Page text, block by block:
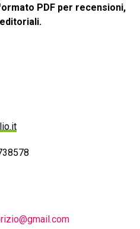
PDF per recensioni,